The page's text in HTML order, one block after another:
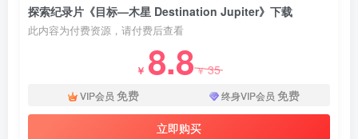
探索纪录片《目标—木星 Destination Jupiter》下载
此内容为付费资源，请付费后查看
￥ 8.8￥35
VIP会员 免费 终身VIP会员 免费
立即购买